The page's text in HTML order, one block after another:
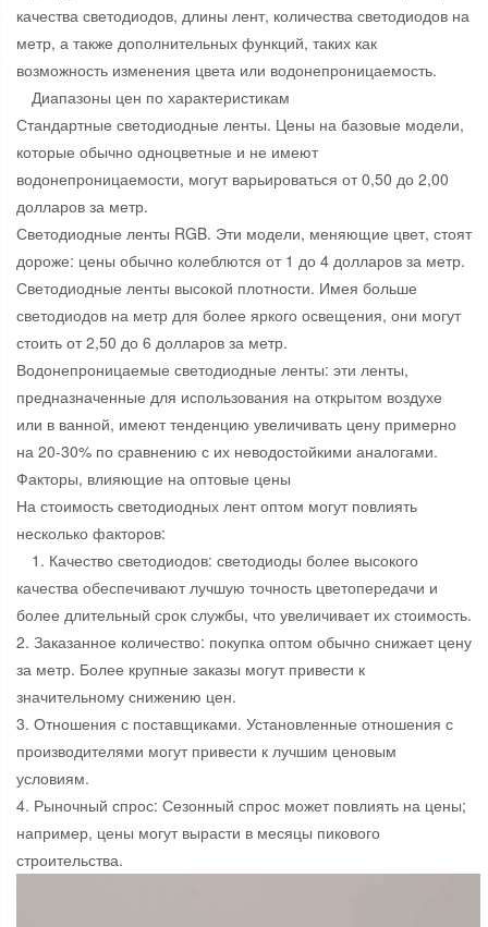
качества светодиодов, длины лент, количества светодиодов на
метр, а также дополнительных функций, таких как
возможность изменения цвета или водонепроницаемость.
Диапазоны цен по характеристикам
Стандартные светодиодные ленты. Цены на базовые модели,
которые обычно одноцветные и не имеют
водонепроницаемости, могут варьироваться от 0,50 до 2,00
долларов за метр.
Светодиодные ленты RGB. Эти модели, меняющие цвет, стоят
дороже: цены обычно колеблются от 1 до 4 долларов за метр.
Светодиодные ленты высокой плотности. Имея больше
светодиодов на метр для более яркого освещения, они могут
стоить от 2,50 до 6 долларов за метр.
Водонепроницаемые светодиодные ленты: эти ленты,
предназначенные для использования на открытом воздухе
или в ванной, имеют тенденцию увеличивать цену примерно
на 20-30% по сравнению с их неводостойкими аналогами.
Факторы, влияющие на оптовые цены
На стоимость светодиодных лент оптом могут повлиять
несколько факторов:
1. Качество светодиодов: светодиоды более высокого
качества обеспечивают лучшую точность цветопередачи и
более длительный срок службы, что увеличивает их стоимость.
2. Заказанное количество: покупка оптом обычно снижает цену
за метр. Более крупные заказы могут привести к
значительному снижению цен.
3. Отношения с поставщиками. Установленные отношения с
производителями могут привести к лучшим ценовым
условиям.
4. Рыночный спрос: Сезонный спрос может повлиять на цены;
например, цены могут вырасти в месяцы пикового
строительства.